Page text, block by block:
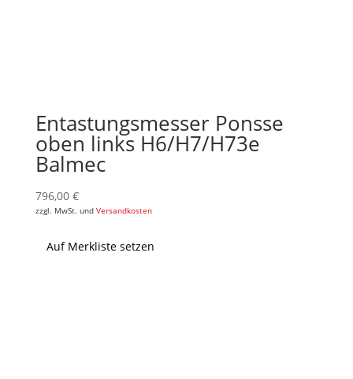
Entastungsmesser Ponsse
oben links H6/H7/H73e
Balmec
796,00 €
zzgl. MwSt. und Versandkosten
Auf Merkliste setzen